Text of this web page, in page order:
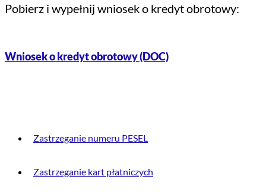
Pobierz i wypełnij wniosek o kredyt obrotowy:
Wniosek o kredyt obrotowy (DOC)
Zastrzeganie numeru PESEL
Zastrzeganie kart płatniczych